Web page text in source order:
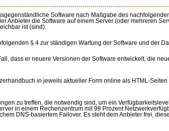
Software nach Maßgabe des
Anbieter die Software auf einem Server (oder mehreren
ist (sind).
§ 4 zur ständigen Wartung der Software und der
dass er neuere Versionen der Software entwickelt, die
in jeweils aktueller Form online als HTML-
zu treffen, die notwendig sind, um ein
in einem Rechenzentrum mit 99 Prozent
DNS-basiertem Failover. Es steht dem Anbieter frei,